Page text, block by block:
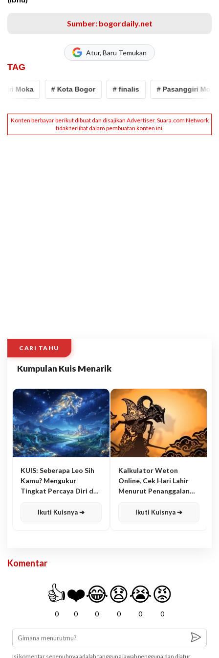
Sumber: bogordaily.net
Atur, Baru Temukan
TAG
Moka # Kota Bogor # finalis # Pasanggiri Mojang
CARI TAHU
Kumpulan Kuis Menarik
KUIS: Seberapa Leo Sih
Kamu? Mengukur
Tingkat Percaya Diri dan
Ikuti Kuisnya ➔
Kalkulator Weton
Online, Cek Hari Lahir
Menurut Penanggalan
Ikuti Kuisnya ➔
Komentar
👍
0
❤️
0
😂
0
😧
0
😭
0
😡
0
Isi komentar sepenuhnya adalah tanggung jawab pengguna dan diatur